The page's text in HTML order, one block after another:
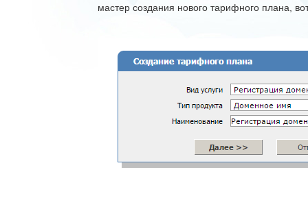
мастер создания нового тарифного плана,